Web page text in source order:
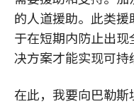
的人道援助。此类
于在短期内防止出
决方案才能实现可持
在此，我要向巴勒